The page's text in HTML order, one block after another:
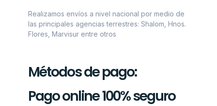
Realizamos envíos a nivel nacional por medio de
las principales agencias terrestres: Shalom, Hnos.
Flores, Marvisur entre otros
Métodos de pago:
Pago online 100% seguro